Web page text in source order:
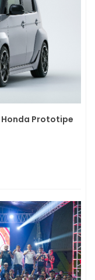
Honda Prototipe